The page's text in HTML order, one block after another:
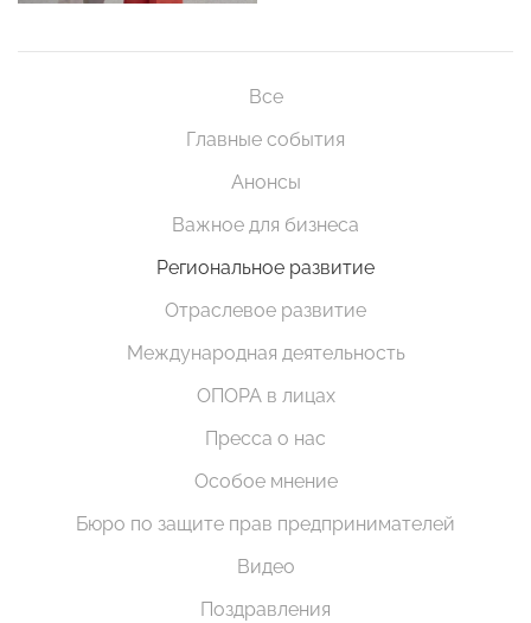
Все
Главные события
Анонсы
Важное для бизнеса
Региональное развитие
Отраслевое развитие
Международная деятельность
ОПОРА в лицах
Пресса о нас
Особое мнение
Бюро по защите прав предпринимателей
Видео
Поздравления